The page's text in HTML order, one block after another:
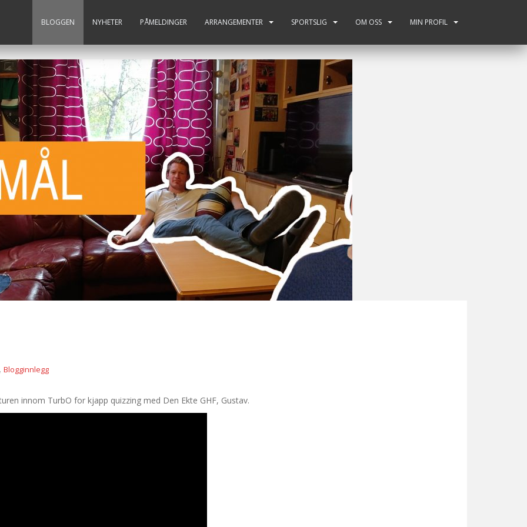
BLOGGEN NYHETER PÅMELDINGER ARRANGEMENTER SPORTSLIG OM OSS MIN PROFIL
, Blogginnlegg
innom TurbO for kjapp quizzing med Den Ekte GHF, Gustav.